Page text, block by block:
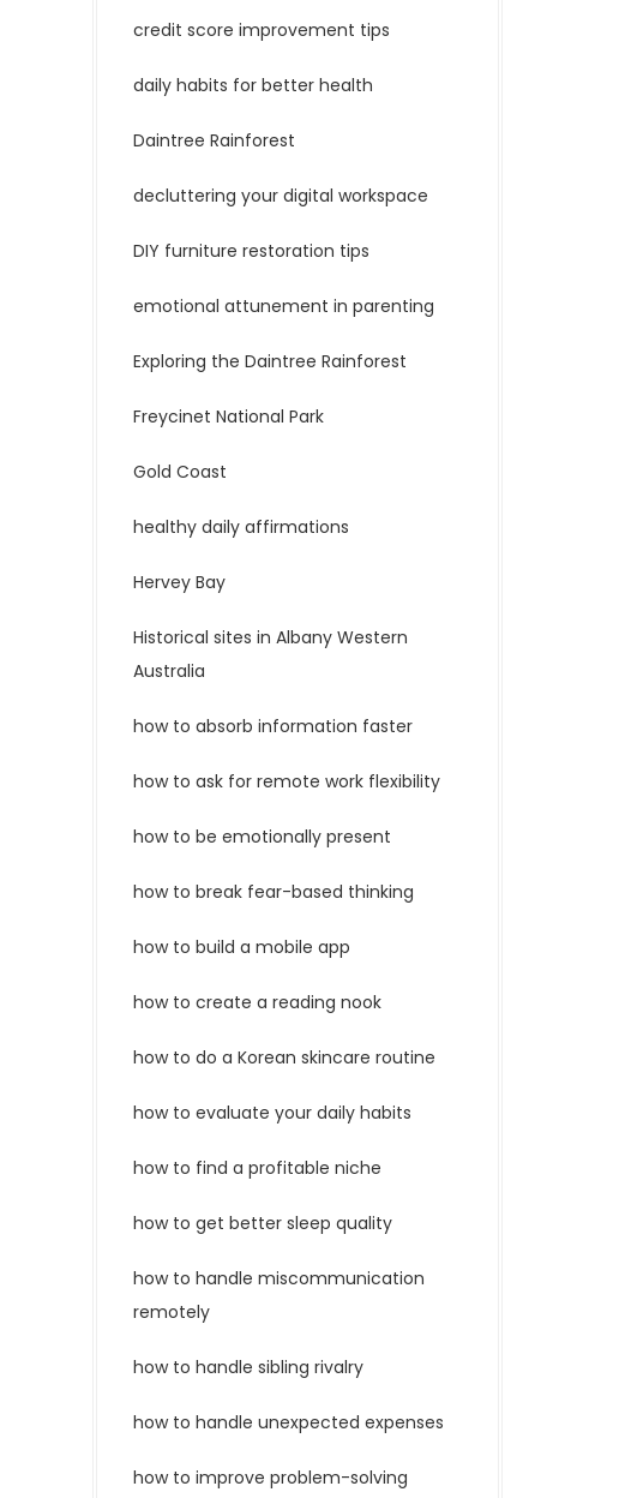
credit score improvement tips
daily habits for better health
Daintree Rainforest
decluttering your digital workspace
DIY furniture restoration tips
emotional attunement in parenting
Exploring the Daintree Rainforest
Freycinet National Park
Gold Coast
healthy daily affirmations
Hervey Bay
Historical sites in Albany Western
Australia
how to absorb information faster
how to ask for remote work flexibility
how to be emotionally present
how to break fear-based thinking
how to build a mobile app
how to create a reading nook
how to do a Korean skincare routine
how to evaluate your daily habits
how to find a profitable niche
how to get better sleep quality
how to handle miscommunication
remotely
how to handle sibling rivalry
how to handle unexpected expenses
how to improve problem-solving